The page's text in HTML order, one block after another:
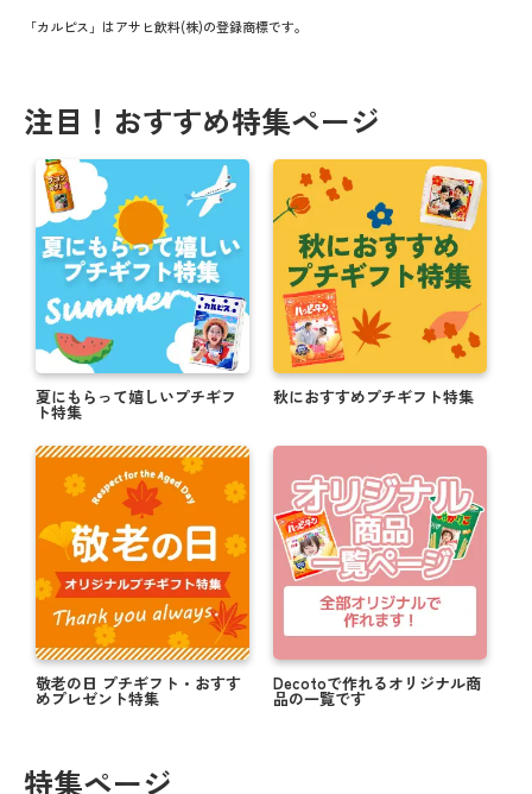
「カルピス」はアサヒ飲料(株)の登録商標です。
注目！おすすめ特集ページ
夏にもらって嬉しいプチギフ
ト特集
秋におすすめプチギフト特集
敬老の日 プチギフト・おすす
めプレゼント特集
Decotoで作れるオリジナル商
品の一覧です
特集ページ